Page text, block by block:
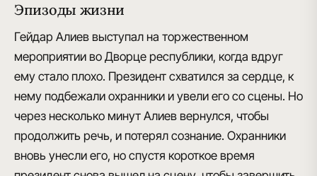
Эпизоды жизни
Гейдар Алиев выступал на торжественном
мероприятии во Дворце республики, когда вдруг
ему стало плохо. Президент схватился за сердце, к
нему подбежали охранники и увели его со сцены. Но
через несколько минут Алиев вернулся, чтобы
продолжить речь, и потерял сознание. Охранники
вновь унесли его, но спустя короткое время